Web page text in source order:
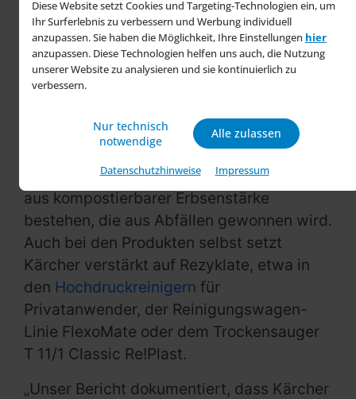
Diese Website setzt Cookies und Targeting-Technologien ein, um
Ihr Surferlebnis zu verbessern und Werbung individuell
anzupassen. Sie haben die Möglichkeit, Ihre Einstellungen hier
anzupassen. Diese Technologien helfen uns auch, die Nutzung
unserer Website zu analysieren und sie kontinuierlich zu
verbessern.
Nur technisch
notwendige
Alle zulassen
Datenschutzhinweise Impressum
aus mindestens 80 Prozent Altpapier.
Durch die Umstellung auf Papier konnte
Kärcher 2023 68,8 Tonnen Kunststoff
einsparen. Zudem entwickelte das
Partner ein preisgekröntes
Verpackungskonzept für den
Dampfreiniger SC 3 Upright, dessen Inlays
aus kompostierbarer Erbsenstärke
bestehen, die aus Abfällen gewonnen wird.
Auch bei den Produkten selbst setzt
Kärcher verstärkt auf Rezyklate, etwa in
den Hochdruckreinigern für
Privatanwender, der Reinigungswagen-
Linie FlexoMate oder dem Trockensauger
T 11/1 Classic Re!Plast.
„Unser Bericht dokumentiert, dass Kärcher